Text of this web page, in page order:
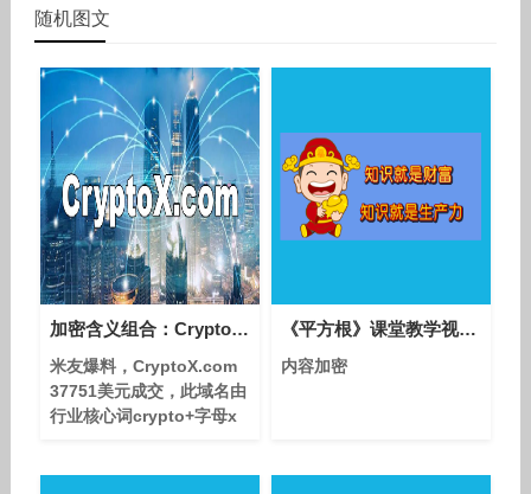
随机图文
加密含义组合：CryptoX.com 37751美元成交！
米友爆料，CryptoX.com
37751美元成交，此域名由
行业核心词crypto+字母x
《平方根》课堂教学视频-人教版初中数学七年级下册
内容加密